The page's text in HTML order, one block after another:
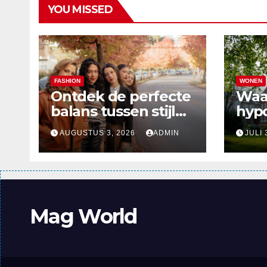
YOU MISSED
FASHION
Ontdek de perfecte
balans tussen stijl
en comfort in de
nieuwste
damesmode
AUGUSTUS 3, 2026 ADMIN
WONEN
JULI
Mag World